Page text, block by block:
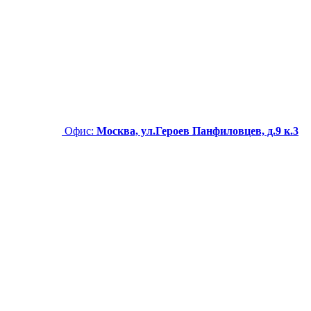
Офис: Москва, ул.Героев Панфиловцев, д.9 к.3